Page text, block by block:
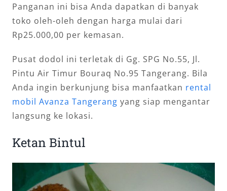
Panganan ini bisa Anda dapatkan di banyak
toko oleh-oleh dengan harga mulai dari
Rp25.000,00 per kemasan.
Pusat dodol ini terletak di Gg. SPG No.55, Jl.
Pintu Air Timur Bouraq No.95 Tangerang. Bila
Anda ingin berkunjung bisa manfaatkan rental
mobil Avanza Tangerang yang siap mengantar
langsung ke lokasi.
Ketan Bintul